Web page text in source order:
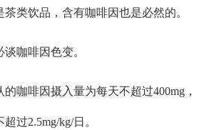
类饮品，含有咖啡因也是必然的。
咖啡因色变。
的咖啡因摄入量为每天不超过400mg，
过2.5mg/kg/日。